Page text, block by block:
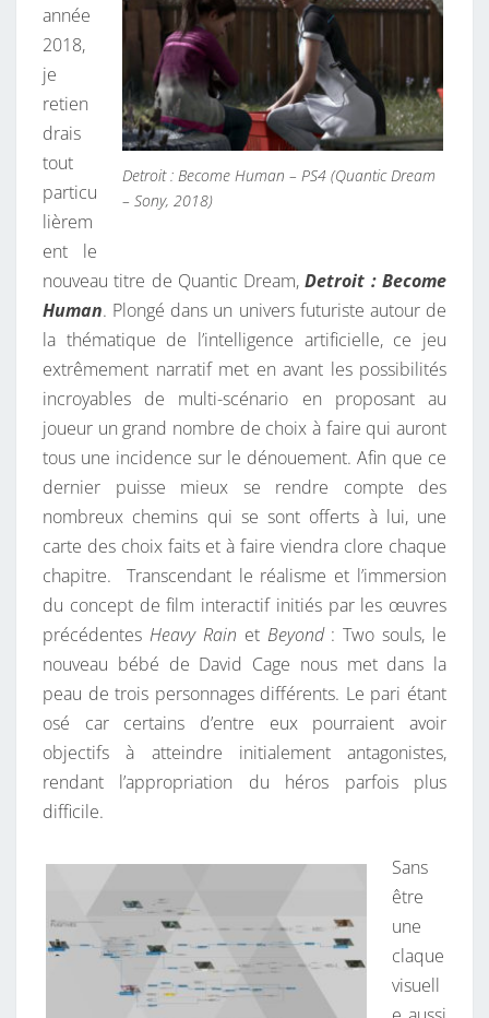
Detroit : Become Human – PS4 (Quantic Dream
– Sony, 2018)
année
2018,
je
retien
drais
tout
particu
lièrem
ent le
nouveau titre de Quantic Dream,Detroit : Become
Human. Plongé dans un univers futuriste autour de
la thématique de l’intelligence artificielle, ce jeu
extrêmement narratif met en avant les possibilités
incroyables de multi-scénario en proposant au
joueur un grand nombre de choix à faire qui auront
tous une incidence sur le dénouement. Afin que ce
dernier puisse mieux se rendre compte des
nombreux chemins qui se sont offerts à lui, une
carte des choix faits et à faire viendra clore chaque
chapitre. Transcendant le réalisme et l’immersion
du concept de film interactif initiés par les œuvres
précédentes Heavy Rain et Beyond: Two souls, le
nouveau bébé de David Cage nous met dans la
peau de trois personnages différents. Le pari étant
osé car certains d’entre eux pourraient avoir
objectifs à atteindre initialement antagonistes,
rendant l’appropriation du héros parfois plus
difficile.
Sans
être
une
claque
visuell